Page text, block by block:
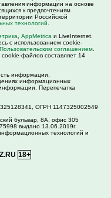
информации на основе
к предпочтениям
Российской
технологий
AppMetrica и LiveInternet.
с использованием cookie-
Пользовательским соглашением
файлов составляет 14
информации,
информационных
Перепечатка
ОГРН 1147325002549
бульвар, 8А, офис 305
выдано 13.06.2019г.
технологий и
18+